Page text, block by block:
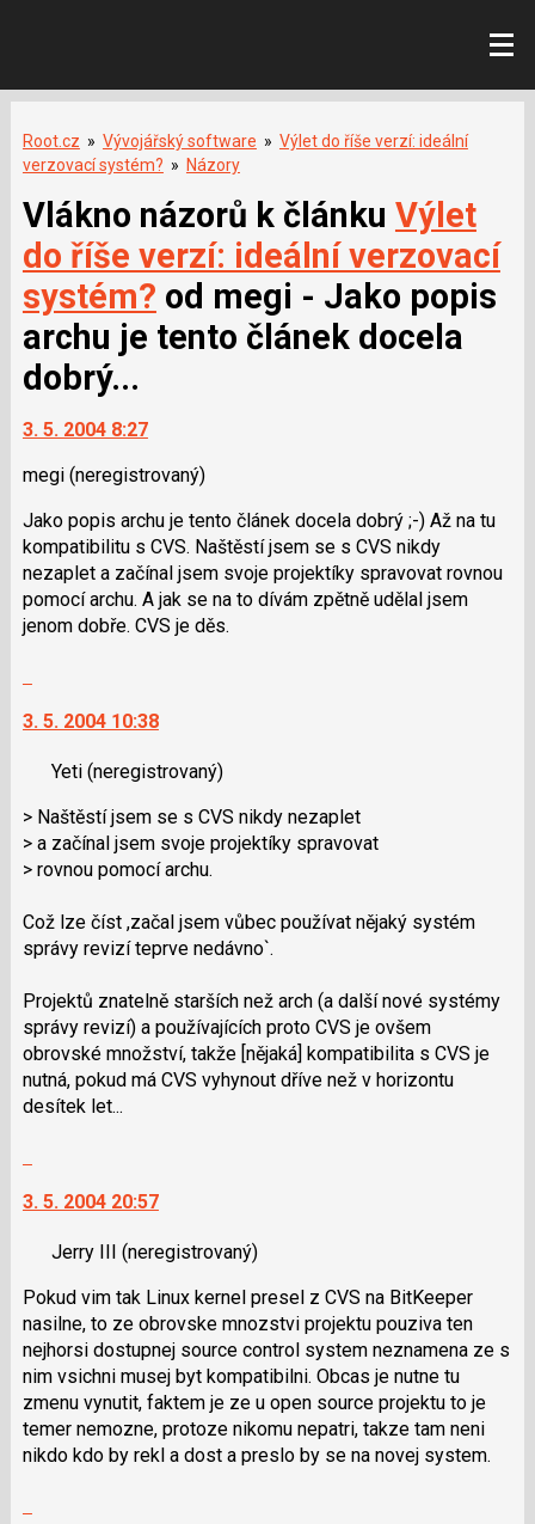
Root.cz » Vývojářský software » Výlet do říše verzí: ideální
verzovací systém? » Názory
Vlákno názorů k článku Výlet
do říše verzí: ideální verzovací
systém? od megi - Jako popis
archu je tento článek docela
dobrý...
3. 5. 2004 8:27
megi (neregistrovaný)
Jako popis archu je tento článek docela dobrý ;-) Až na tu
kompatibilitu s CVS. Naštěstí jsem se s CVS nikdy
nezaplet a začínal jsem svoje projektíky spravovat rovnou
pomocí archu. A jak se na to dívám zpětně udělal jsem
jenom dobře. CVS je děs.
další
názor.
navigaci
lze
použít
klávesy
N
následující
a
P
pro
předchozí
3. 5. 2004 10:38
Yeti (neregistrovaný)
> Naštěstí jsem se s CVS nikdy nezaplet
> a začínal jsem svoje projektíky spravovat
> rovnou pomocí archu.
Což lze číst ,začal jsem vůbec používat nějaký systém
správy revizí teprve nedávno`.
Projektů znatelně starších než arch (a další nové systémy
správy revizí) a používajících proto CVS je ovšem
obrovské množství, takže [nějaká] kompatibilita s CVS je
nutná, pokud má CVS vyhynout dříve než v horizontu
desítek let...
další
názor.
navigaci
lze
použít
klávesy
N
pro
3. 5. 2004 20:57
Jerry III
(neregistrovaný)
Pokud vim tak Linux kernel presel z CVS na BitKeeper
nasilne, to ze obrovske mnozstvi projektu pouziva ten
nejhorsi dostupnej source control system neznamena ze s
nim vsichni musej byt kompatibilni. Obcas je nutne tu
zmenu vynutit, faktem je ze u open source projektu to je
temer nemozne, protoze nikomu nepatri, takze tam neni
nikdo kdo by rekl a dost a preslo by se na novej system.